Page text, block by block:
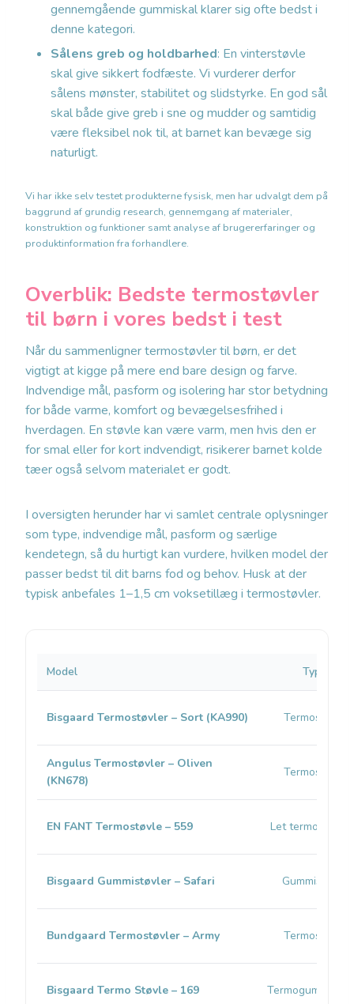
gennemgående gummiskal klarer sig ofte bedst i
denne kategori.
Sålens greb og holdbarhed: En vinterstøvle
skal give sikkert fodfæste. Vi vurderer derfor
sålens mønster, stabilitet og slidstyrke. En god sål
skal både give greb i sne og mudder og samtidig
være fleksibel nok til, at barnet kan bevæge sig
naturligt.
Vi har ikke selv testet produkterne fysisk, men har udvalgt dem på
baggrund af grundig research, gennemgang af materialer,
konstruktion og funktioner samt analyse af brugererfaringer og
produktinformation fra forhandlere.
Overblik: Bedste termostøvler
til børn i vores bedst i test
Når du sammenligner termostøvler til børn, er det
vigtigt at kigge på mere end bare design og farve.
Indvendige mål, pasform og isolering har stor betydning
for både varme, komfort og bevægelsesfrihed i
hverdagen. En støvle kan være varm, men hvis den er
for smal eller for kort indvendigt, risikerer barnet kolde
tæer også selvom materialet er godt.
I oversigten herunder har vi samlet centrale oplysninger
som type, indvendige mål, pasform og særlige
kendetegn, så du hurtigt kan vurdere, hvilken model der
passer bedst til dit barns fod og behov. Husk at der
typisk anbefales 1–1,5 cm voksetillæg i termostøvler.
Model Type
Bisgaard Termostøvler – Sort (KA990) Termostøvle
Angulus Termostøvler – Oliven
(KN678)
Termostøvle
EN FANT Termostøvle – 559 Let termo
Bisgaard Gummistøvler – Safari Gummistøvle
Bundgaard Termostøvler – Army Termostøvle
Bisgaard Termo Støvle – 169